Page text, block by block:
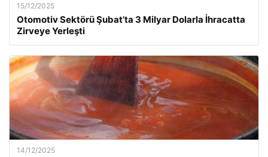
15/12/2025
Otomotiv Sektörü Şubat’ta 3 Milyar Dolarla İhracatta
Zirveye Yerleşti
14/12/2025